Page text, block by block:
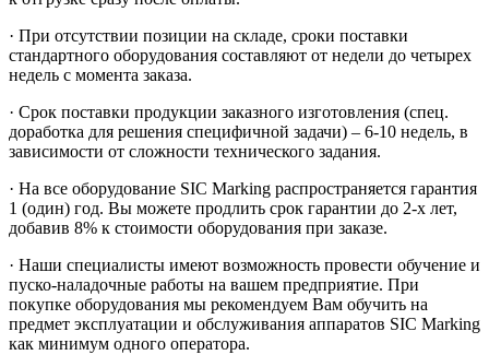
· При отсутствии позиции на складе, сроки поставки
стандартного оборудования составляют от недели до четырех
недель с момента заказа.
· Срок поставки продукции заказного изготовления (спец.
доработка для решения специфичной задачи) – 6-10 недель, в
зависимости от сложности технического задания.
· На все оборудование SIC Marking распространяется гарантия
1 (один) год. Вы можете продлить срок гарантии до 2-х лет,
добавив 8% к стоимости оборудования при заказе.
· Наши специалисты имеют возможность провести обучение и
пуско-наладочные работы на вашем предприятие. При
покупке оборудования мы рекомендуем Вам обучить на
предмет эксплуатации и обслуживания аппаратов SIC Marking
как минимум одного оператора.